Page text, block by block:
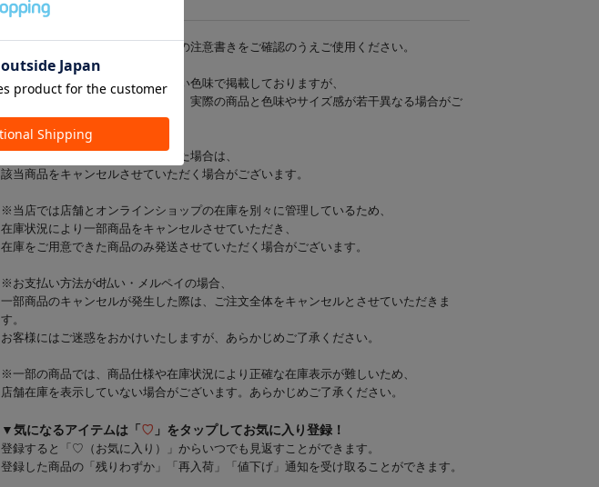
※ご使用前に、パッケージに記載の注意書きをご確認のうえご使用ください。
※商品画像はできる限り実物に近い色味で掲載しておりますが、
光の当たり方やご覧の環境により、実際の商品と色味やサイズ感が若干異なる場合がご
ざいます。
※出荷前に商品不具合が確認された場合は、
該当商品をキャンセルさせていただく場合がございます。
※当店では店舗とオンラインショップの在庫を別々に管理しているため、
在庫状況により一部商品をキャンセルさせていただき、
在庫をご用意できた商品のみ発送させていただく場合がございます。
※お支払い方法がd払い・メルペイの場合、
一部商品のキャンセルが発生した際は、ご注文全体をキャンセルとさせていただきま
す。
お客様にはご迷惑をおかけいたしますが、あらかじめご了承ください。
※一部の商品では、商品仕様や在庫状況により正確な在庫表示が難しいため、
店舗在庫を表示していない場合がございます。あらかじめご了承ください。
▼気になるアイテムは「 ♡ 」をタップしてお気に入り登録！
登録すると「♡（お気に入り）」からいつでも見返すことができます。
登録した商品の「残りわずか」「再入荷」「値下げ」通知を受け取ることができます。